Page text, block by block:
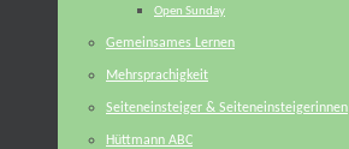
Open Sunday
Gemeinsames Lernen
Mehrsprachigkeit
Seiteneinsteiger & Seiteneinsteigerinnen
Hüttmann ABC